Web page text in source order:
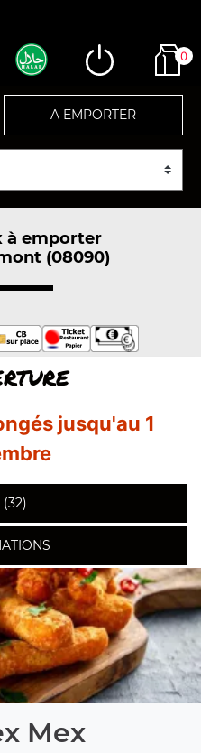
0
A EMPORTER
à emporter
(08090)
jusqu'au 1
(32)
Mex